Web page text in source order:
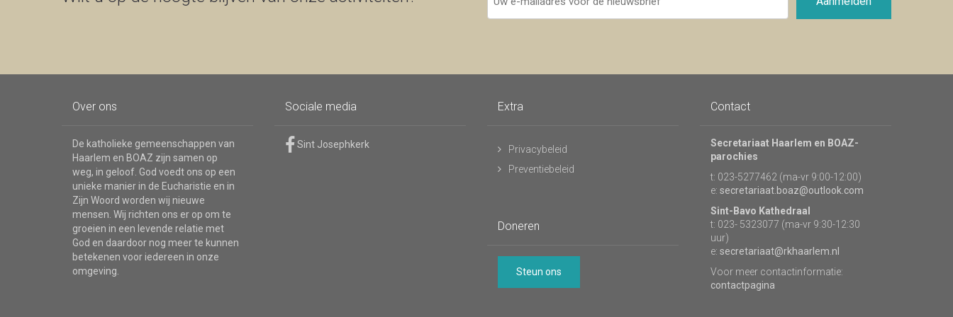
e-
mailadres
Over ons
De katholieke gemeenschappen van
Haarlem en BOAZ zijn samen op
weg, in geloof. God voedt ons op een
unieke manier in de Eucharistie en in
Zijn Woord worden wij nieuwe
mensen. Wij richten ons er op om te
groeien in een levende relatie met
God en daardoor nog meer te kunnen
betekenen voor iedereen in onze
omgeving.
Sociale media
Sint Josephkerk
Extra
Privacybeleid
Preventiebeleid
Doneren
Steun ons
Contact
Secretariaat Haarlem en BOAZ-
parochies
t: 023-5277462 (ma-vr 9:00-12:00)
e: secretariaat.boaz@outlook.com
Sint-Bavo Kathedraal
t: 023- 5323077 (ma-vr 9:30-12:30
uur)
e: secretariaat@rkhaarlem.nl
Voor meer contactinformatie:
contactpagina